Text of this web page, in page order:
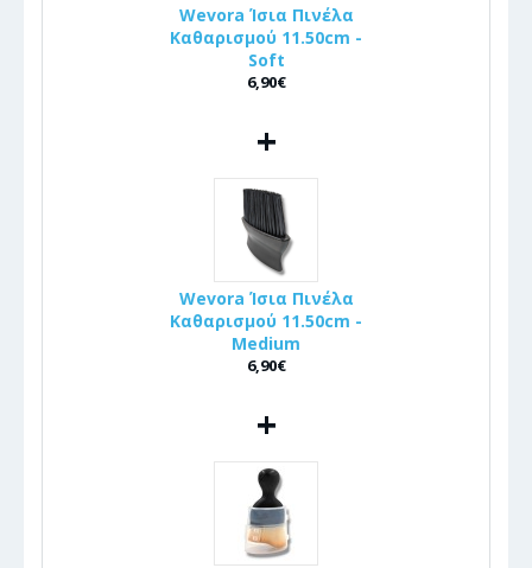
Wevora Ίσια Πινέλα
Καθαρισμού 11.50cm -
Soft
6,90€
+
Wevora Ίσια Πινέλα
Καθαρισμού 11.50cm -
Medium
6,90€
+